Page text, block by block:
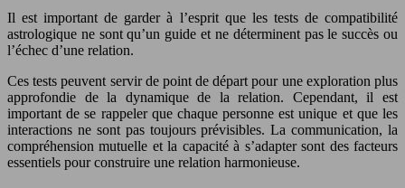
Il est important de garder à l’esprit que les tests de compatibilité
astrologique ne sont qu’un guide et ne déterminent pas le succès ou
l’échec d’une relation.
Ces tests peuvent servir de point de départ pour une exploration plus
approfondie de la dynamique de la relation. Cependant, il est
important de se rappeler que chaque personne est unique et que les
interactions ne sont pas toujours prévisibles. La communication, la
compréhension mutuelle et la capacité à s’adapter sont des facteurs
essentiels pour construire une relation harmonieuse.